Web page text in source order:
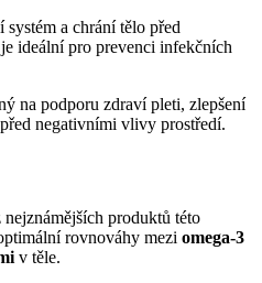
a chrání tělo před
ideální pro prevenci infekčních
na podporu zdraví pleti, zlepšení
negativními vlivy prostředí.
nejznámějších produktů této
rovnováhy mezi omega-3
v těle.